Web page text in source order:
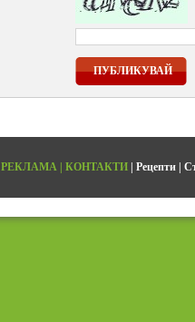
ПУБЛИКУВАЙ
РЕКЛАМА | КОНТАКТИ | Рецепти |